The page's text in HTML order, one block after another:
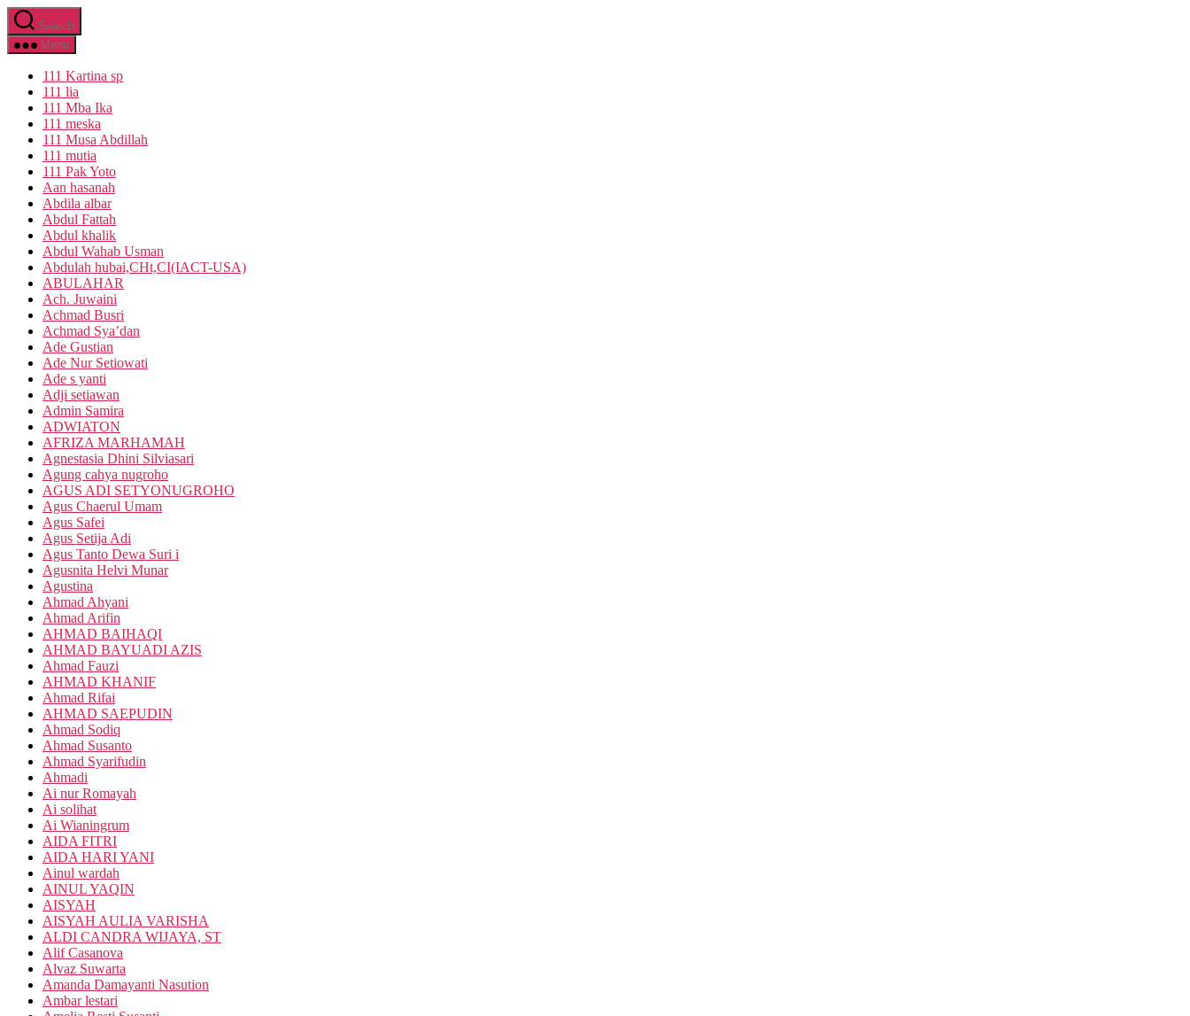
Skip
to
the
Search
Menu
111 Kartina sp
111 lia
111 Mba Ika
111 meska
111 Musa Abdillah
111 mutia
111 Pak Yoto
Aan hasanah
Abdila albar
Abdul Fattah
Abdul khalik
Abdul Wahab Usman
Abdulah hubai,CHt,CI(IACT-USA)
ABULAHAR
Ach. Juwaini
Achmad Busri
Achmad Sya’dan
Ade Gustian
Ade Nur Setiowati
Ade s yanti
Adji setiawan
Admin Samira
ADWIATON
AFRIZA MARHAMAH
Agnestasia Dhini Silviasari
Agung cahya nugroho
AGUS ADI SETYONUGROHO
Agus Chaerul Umam
Agus Safei
Agus Setija Adi
Agus Tanto Dewa Suri i
Agusnita Helvi Munar
Agustina
Ahmad Ahyani
Ahmad Arifin
AHMAD BAIHAQI
AHMAD BAYUADI AZIS
Ahmad Fauzi
AHMAD KHANIF
Ahmad Rifai
AHMAD SAEPUDIN
Ahmad Sodiq
Ahmad Susanto
Ahmad Syarifudin
Ahmadi
Ai nur Romayah
Ai solihat
Ai Wianingrum
AIDA FITRI
AIDA HARI YANI
Ainul wardah
AINUL YAQIN
AISYAH
AISYAH AULIA VARISHA
ALDI CANDRA WIJAYA, ST
Alif Casanova
Alvaz Suwarta
Amanda Damayanti Nasution
Ambar lestari